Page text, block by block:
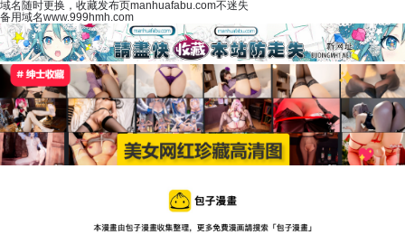
域名随时更换，收藏发布页manhuafabu.com不迷失
备用域名www.999hmh.com